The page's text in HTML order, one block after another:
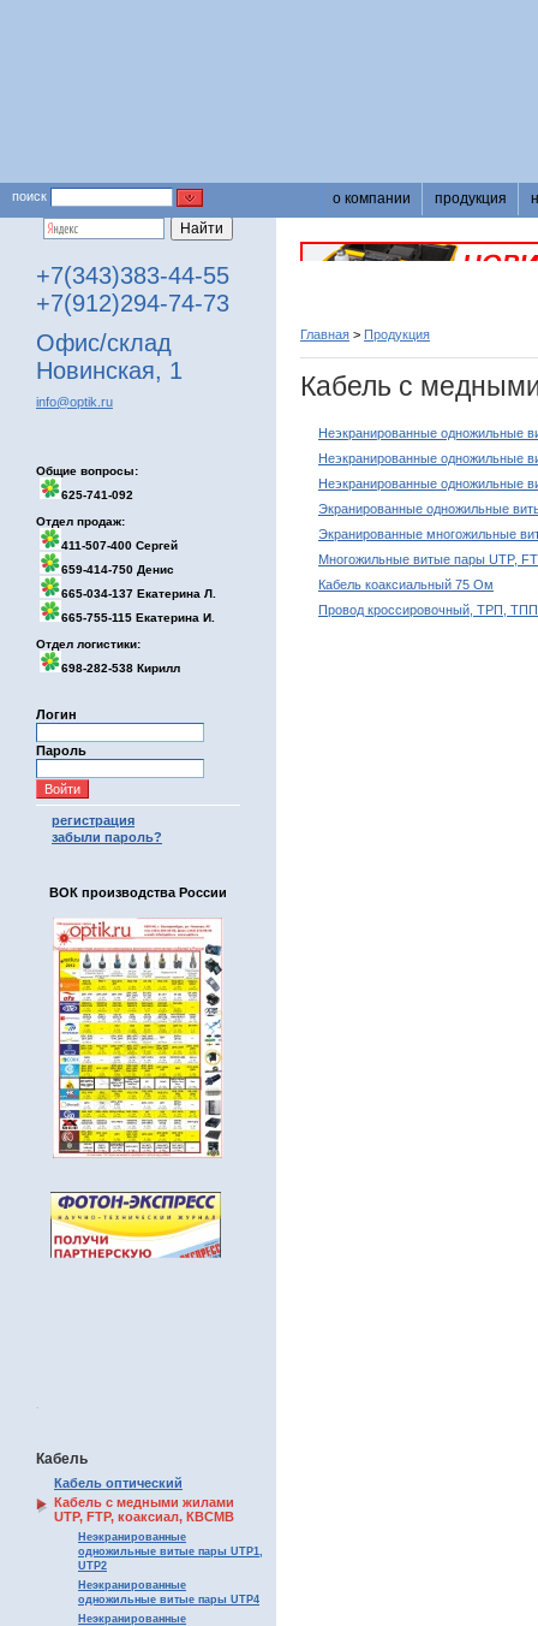
поиск о компании продукция
+7(343)383-44-55
+7(912)294-74-73
Офис/склад
Новинская, 1
info@optik.ru
Общие вопросы:
625-741-092
Отдел продаж:
411-507-400 Сергей
659-414-750 Денис
665-034-137 Екатерина Л.
665-755-115 Екатерина И.
Отдел логистики:
698-282-538 Кирилл
Логин
Пароль
регистрация
забыли пароль?
ВОК производства России
.
Кабель
Кабель оптический
Кабель с медными жилами
UTP, FTP, коаксиал, КВСМВ
Неэкранированные
одножильные витые пары UTP1,
UTP2
Неэкранированные
одножильные витые пары UTP4
Неэкранированные
Главная > Продукция
Кабель с
Неэкранированные одножильные
Неэкранированные одножильные
Неэкранированные одножильные
Экранированные одножильные
Экранированные многожильные
Многожильные витые пары UTP,
Кабель коаксиальный 75 Ом
Провод кроссировочный, ТРП, ТПП